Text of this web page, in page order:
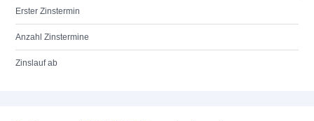
Erster Zinstermin
Anzahl Zinstermine
Zinslauf ab